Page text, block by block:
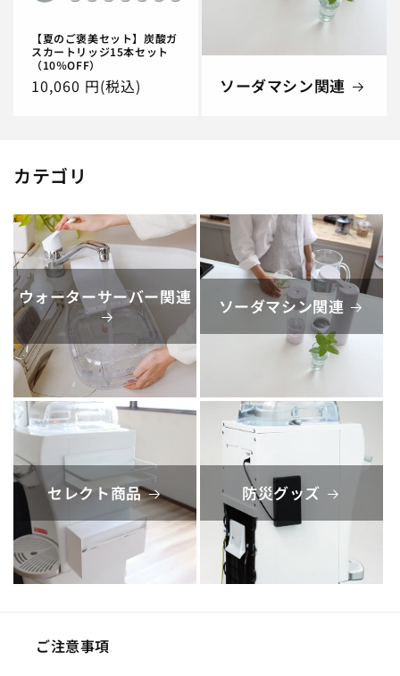
【夏のご褒美セット】炭酸ガ
スカートリッジ15本セット
（10％OFF）
通
10,060 円(税込) ソーダマシン関連
カテゴリ
ウォーターサーバー関連 ソーダマシン関連
セレクト商品 防災グッズ
ご注意事項